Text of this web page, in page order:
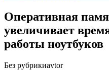
Оперативная
увеличивает
работы ноутбуков
Без рубрикиavtor